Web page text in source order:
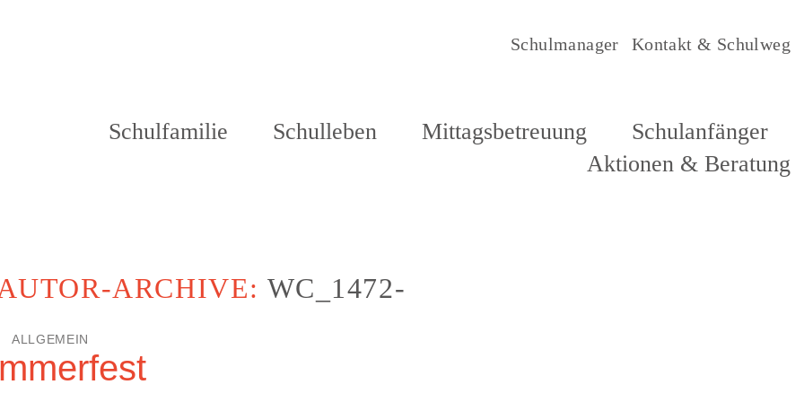
Schulmanager Kontakt & Schulweg
Schulfamilie Schulleben Mittagsbetreuung
Schulanfänger
Aktionen & Beratung
ARCHIVE: WC_1472-
ALLGEMEIN